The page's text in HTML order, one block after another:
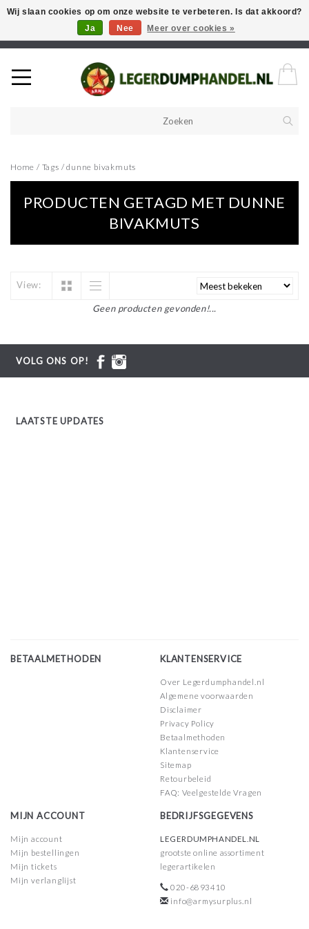
Welkom in onze webshop! Als u een product zoekt en deze niet kan
vinden in de webwinkel, neem vooral contact op!
Home / Tags /dunne bivakmuts
PRODUCTEN GETAGD MET DUNNE
BIVAKMUTS
View:
Geen producten gevonden!...
VOLG ONS OP!
LAATSTE UPDATES
BETAALMETHODEN KLANTENSERVICE
Over Legerdumphandel.nl
Algemene voorwaarden
Disclaimer
Privacy Policy
Betaalmethoden
Klantenservice
Sitemap
Retourbeleid
FAQ: Veelgestelde Vragen
MIJN ACCOUNT
Mijn account
Mijn bestellingen
Mijn tickets
Mijn verlanglijst
BEDRIJFSGEGEVENS
LEGERDUMPHANDEL.NL
grootste online assortiment
legerartikelen
020-6893410
info@armysurplus.nl
Wij slaan cookies op om onze website te verbeteren. Is dat akkoord?
Ja
Nee Meer over cookies »